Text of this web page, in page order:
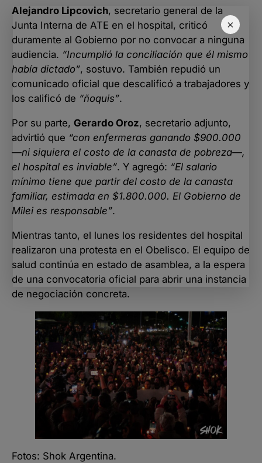
×
Alejandro Lipcovich, secretario general de la
Junta Interna de ATE en el hospital, criticó
duramente al Gobierno por no convocar a ninguna
audiencia. “Incumplió la conciliación que él mismo
había dictado”, sostuvo. También repudió un
comunicado oficial que descalificó a trabajadores y
los calificó de “ñoquis”.
Por su parte, Gerardo Oroz, secretario adjunto,
advirtió que “con enfermeras ganando $900.000
—ni siquiera el costo de la canasta de pobreza—,
el hospital es inviable”. Y agregó: “El salario
mínimo tiene que partir del costo de la canasta
familiar, estimada en $1.800.000. El Gobierno de
Milei es responsable”.
Mientras tanto, el lunes los residentes del hospital
realizaron una protesta en el Obelisco. El equipo de
salud continúa en estado de asamblea, a la espera
de una convocatoria oficial para abrir una instancia
de negociación concreta.
Fotos: Shok Argentina.